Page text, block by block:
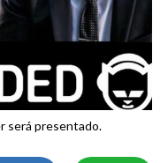
será presentado.